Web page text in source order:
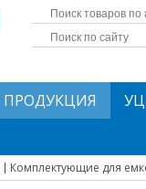
ПРОДУКЦИЯ
Комплектующие для